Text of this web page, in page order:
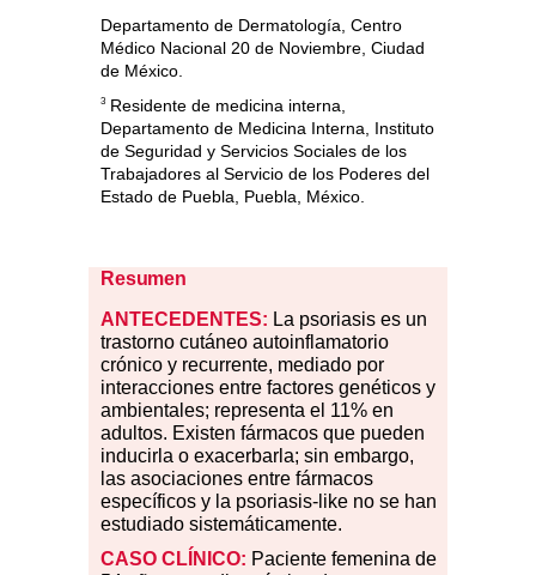
Departamento de Dermatología, Centro
Médico Nacional 20 de Noviembre, Ciudad
de México.
3 Residente de medicina interna,
Departamento de Medicina Interna, Instituto
de Seguridad y Servicios Sociales de los
Trabajadores al Servicio de los Poderes del
Estado de Puebla, Puebla, México.
Resumen
ANTECEDENTES: La psoriasis es un
trastorno cutáneo autoinflamatorio
crónico y recurrente, mediado por
interacciones entre factores genéticos y
ambientales; representa el 11% en
adultos. Existen fármacos que pueden
inducirla o exacerbarla; sin embargo,
las asociaciones entre fármacos
específicos y la psoriasis-like no se han
estudiado sistemáticamente.
CASO CLÍNICO: Paciente femenina de